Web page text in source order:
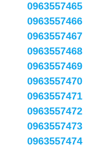
0963557465
0963557466
0963557467
0963557468
0963557469
0963557470
0963557471
0963557472
0963557473
0963557474